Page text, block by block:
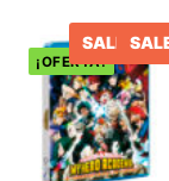
Juegos de
Juegos de
DC Comics
Marvel
Figuras
Funko POP!
Tazas/Vasos
Literatura
Liquidaciones
¡OFERTA!
SALE